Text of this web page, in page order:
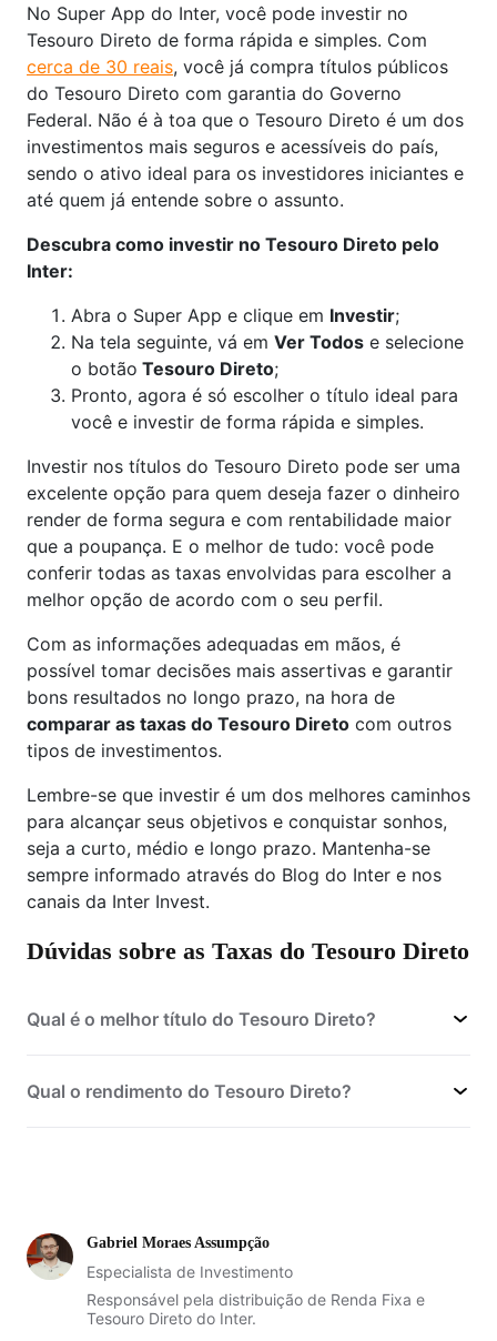
No Super App do Inter, você pode investir no
Tesouro Direto de forma rápida e simples. Com
cerca de 30 reais, você já compra títulos públicos
do Tesouro Direto com garantia do Governo
Federal. Não é à toa que o Tesouro Direto é um dos
investimentos mais seguros e acessíveis do país,
sendo o ativo ideal para os investidores iniciantes e
até quem já entende sobre o assunto.
Descubra como investir no Tesouro Direto pelo
Inter:
Abra o Super App e clique em Investir;
Na tela seguinte, vá em Ver Todos e selecione
o botão Tesouro Direto;
Pronto, agora é só escolher o título ideal para
você e investir de forma rápida e simples.
Investir nos títulos do Tesouro Direto pode ser uma
excelente opção para quem deseja fazer o dinheiro
render de forma segura e com rentabilidade maior
que a poupança. E o melhor de tudo: você pode
conferir todas as taxas envolvidas para escolher a
melhor opção de acordo com o seu perfil.
Com as informações adequadas em mãos, é
possível tomar decisões mais assertivas e garantir
bons resultados no longo prazo, na hora de
comparar as taxas do Tesouro Direto com outros
tipos de investimentos.
Lembre-se que investir é um dos melhores caminhos
para alcançar seus objetivos e conquistar sonhos,
seja a curto, médio e longo prazo. Mantenha-se
sempre informado através do Blog do Inter e nos
canais da Inter Invest.
Dúvidas sobre as Taxas do Tesouro Direto
Qual é o melhor título do Tesouro Direto?
Qual o rendimento do Tesouro Direto?
rentabilidade passada não é garantia
Gabriel Moraes Assumpção
Especialista de Investimento
Responsável pela distribuição de Renda Fixa e
Tesouro Direto do Inter.